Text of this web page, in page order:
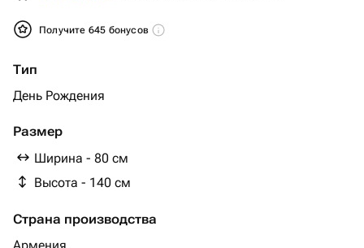
Получите 645 бонусов
Тип
День Рождения
Размер
Ширина - 80 см
Высота - 140 см
Страна производства